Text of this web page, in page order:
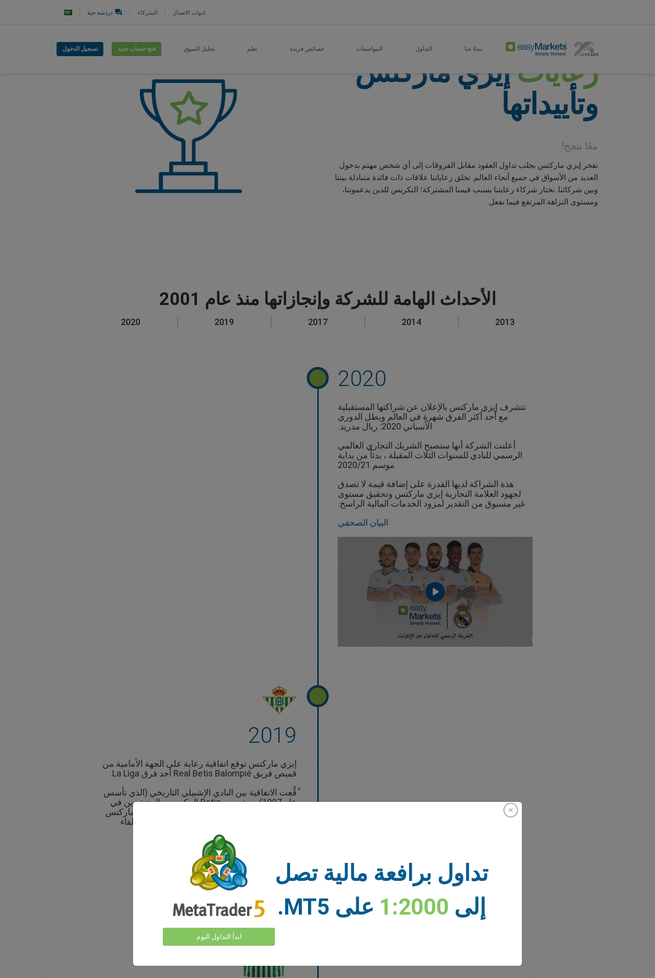
ادوات الاتصال الشركاء question_answer دردشة حية
نبذةٌ عنا التداول المواصفات خصائص فريدة تعلم تحليل السوق فتح حساب جديد تسجيل الدخول
رعايات إيزي ماركتس
وتأييداتها
معًا ننجح!
تفخر إيزي ماركتس بجلب تداول العقود مقابل الفروقات إلى أي شخص مهتم بدخول
العديد من الأسواق في جميع أنحاء العالم. تخلق رعاياتنا علاقات ذات فائدة متبادلة بيننا
وبين شركائنا. نختار شركاء رعايتنا بسبب قيمنا المشتركة؛ التكريس للذين يدعموننا،
ومستوى النزاهة المرتفع فيما نفعل.
الأحداث الهامة للشركة وإنجازاتها منذ عام 2001
2013
2014
2017
2019
2020
2020
تتشرف إيزي ماركتس بالإعلان عن شراكتها المستقبلية
مع أحد أكثر الفرق شهرة في العالم وبطل الدوري
الأسباني 2020: ريال مدريد.
أعلنت الشركة أنها ستصبح الشريك التجاري العالمي
الرسمي للنادي للسنوات الثلاث المقبلة ، بدئاً من بداية
موسم 2020/21
هذة الشراكة لديها القدرة على إضافة قيمة لا تصدق
لجهود العلامة التجارية إيزي ماركتس وتحقيق مستوى
غير مسبوق من التقدير لمزود الخدمات المالية الراسخ.
البيان الصحفي
2019
إيزي ماركتس توقع اتفاقية رعاية على الجهة الأمامية من
قميص فريق Real Betis Balompié أحد فرق La Liga.
ُقِّعت الاتفاقية بين النادي الإشبيلي التاريخي (الذي تأسس
عام 1907) ومشجعي Betis المكرسين المنتشرين في
جميع أنحاء العالم. سافر الرئيس التنفيذي لإيزي ماركتس
نيكوس أنطونيادس إلى إشبيلية لإعلان الرعاية ولقاء
فيديو المؤتمر الصحفي
البيان الصحفيتداول برافعة مالية تصل
إلى 1:2000 على MT5.
ابدأ التداول اليوم